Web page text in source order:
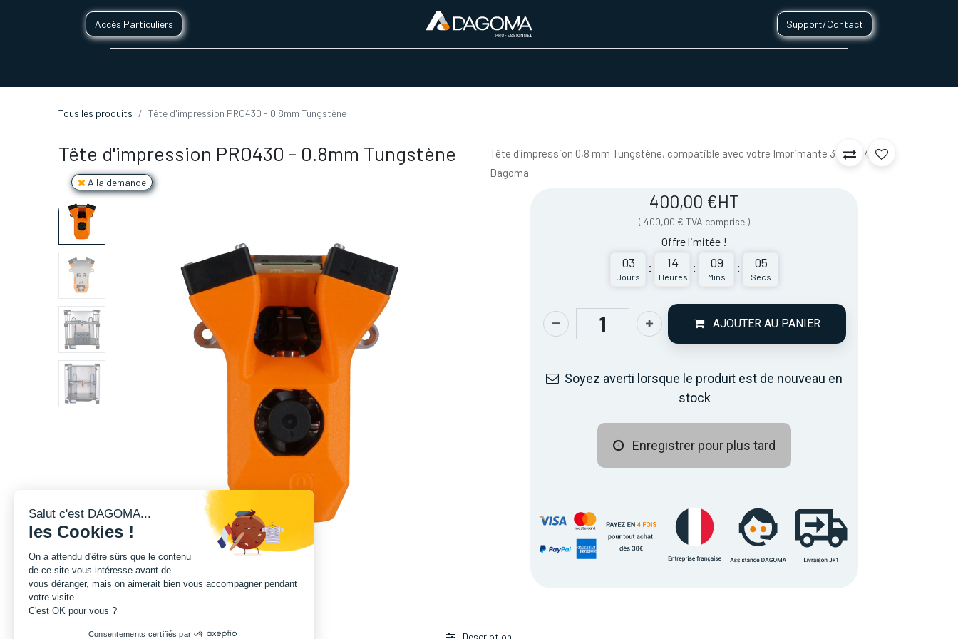
Accès Particuliers Support/Contact
Tous les produits Tête d'impression PRO430 - 0.8mm Tungstène
Tête d'impression PRO430 - 0.8mm Tungstène
A la demande
Tête d'impression 0,8 mm Tungstène, compatible avec votre Imprimante 3D PRO430 de
Dagoma.
400,00 €HT
(400,00 € TVA comprise )
Offre limitée !
03
Jours
: 14
Heures
: 09
Mins
: 05
Secs
AJOUTER AU PANIER
Soyez averti lorsque le produit est de nouveau en
stock
Enregistrer pour plus tard
Salut c'est DAGOMA...
les Cookies !
On a attendu d'être sûrs que le contenu
de ce site vous intéresse avant de
vous déranger, mais on aimerait bien vous accompagner pendant
votre visite...
C'est OK pour vous ?
Consentements certifiés par